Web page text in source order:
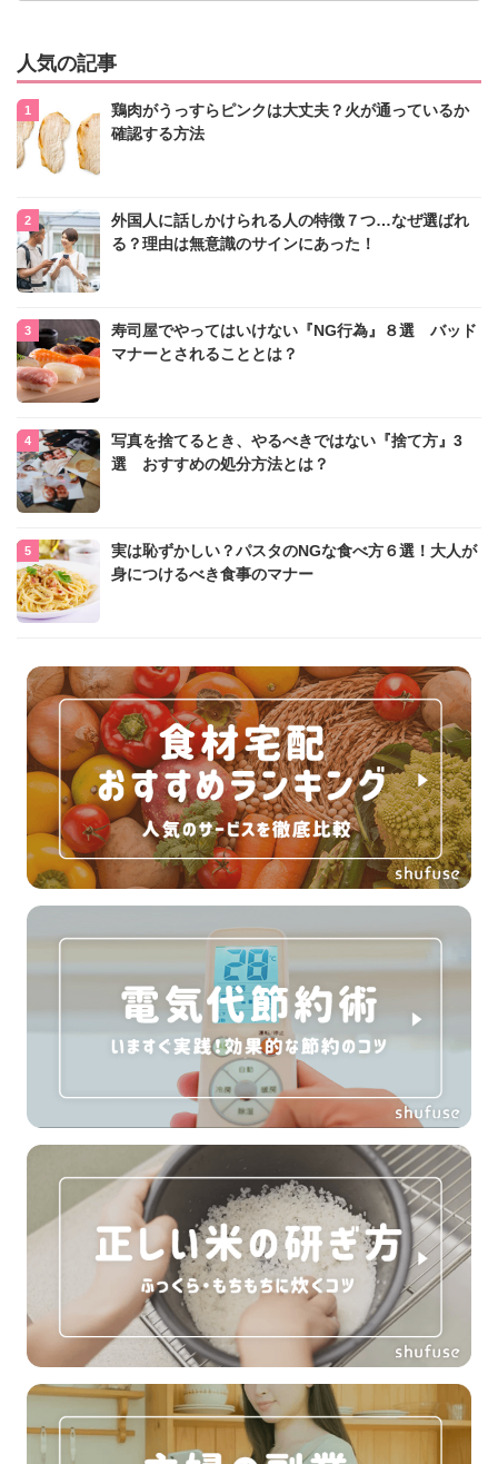
人気の記事
鶏肉がうっすらピンクは大丈夫？火が通っているか
確認する方法
外国人に話しかけられる人の特徴７つ…なぜ選ばれ
る？理由は無意識のサインにあった！
寿司屋でやってはいけない『NG行為』８選 バッド
マナーとされることとは？
写真を捨てるとき、やるべきではない『捨て方』3
選 おすすめの処分方法とは？
実は恥ずかしい？パスタのNGな食べ方６選！大人が
身につけるべき食事のマナー